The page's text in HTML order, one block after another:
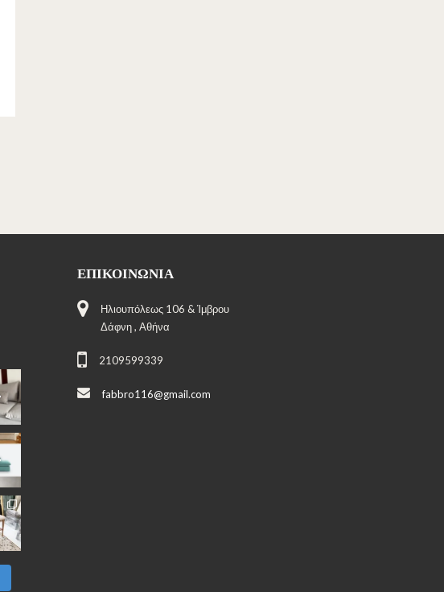
ΕΠΙΚΟΙΝΩΝΊΑ
Ηλιουπόλεως 106 & Ίμβρου
Δάφνη , Αθήνα
2109599339
fabbro116@gmail.com